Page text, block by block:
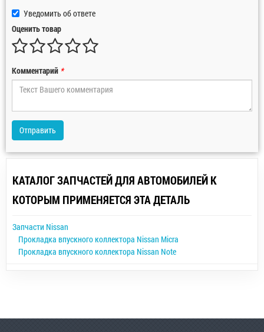
Уведомить об ответе
Оценить товар
Комментарий *
Отправить
КАТАЛОГ ЗАПЧАСТЕЙ ДЛЯ АВТОМОБИЛЕЙ К
КОТОРЫМ ПРИМЕНЯЕТСЯ ЭТА ДЕТАЛЬ
Запчасти Nissan
Прокладка впускного коллектора Nissan Micra
Прокладка впускного коллектора Nissan Note